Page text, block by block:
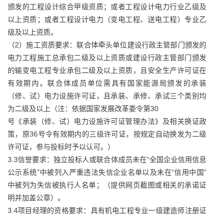
颁发的工程设计综合甲级资质；或者工程设计电力行业乙级及
以上资质；或者工程设计电力（变电工程、送电工程）专业乙
级及以上资质。
（2）施工资质要求：联合体牵头单位建设行政主管部门颁发的
电力工程施工总承包二级及以上资质或建设行政主管部门颁发
的输变电工程专业承包二级及以上资质，且安全生产许可证在
有效期内。联合体成员单位需具有国家能源局颁发的承装
（修、试）电力设施许可证，且承装、承修、承试三个类别均
为二级及以上（注：依据国家发展改革委令第30
号《承装（修、试）电力设施许可证管理办法》及相关换证政
策，原36号令有效期内的三级许可证，按规定自动换发为二级
许可证，参与投标时予以认可。）
3.3信誉要求：独立投标人或联合体成员未在“全国企业信用信息
公示系统”中被列入严重违法失信企业名单以及未在“信用中国”
中被列为失信被执行人名单；（提供网页截图或相关的承诺证
明并加盖公章）。
3.4项目经理的资格要求：具有机电工程专业一级建造师注册证